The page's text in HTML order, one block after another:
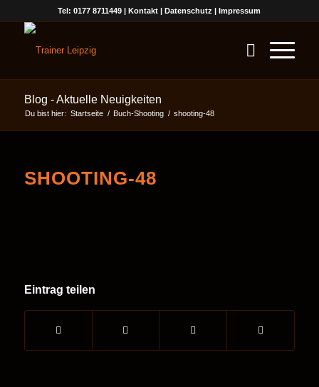
Tel: 0177 8711449 |Kontakt |Datenschutz |Impressum
Blog - Aktuelle Neuigkeiten
Du bist hier: Startseite / Buch-Shooting / shooting-48
SHOOTING-48
Eintrag teilen